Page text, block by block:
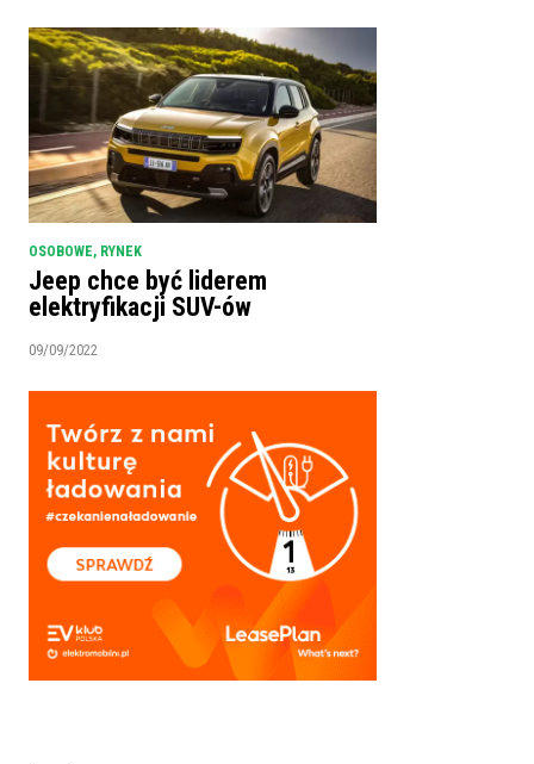
OSOBOWE, RYNEK
Jeep chce być liderem
elektryfikacji SUV-ów
09/09/2022